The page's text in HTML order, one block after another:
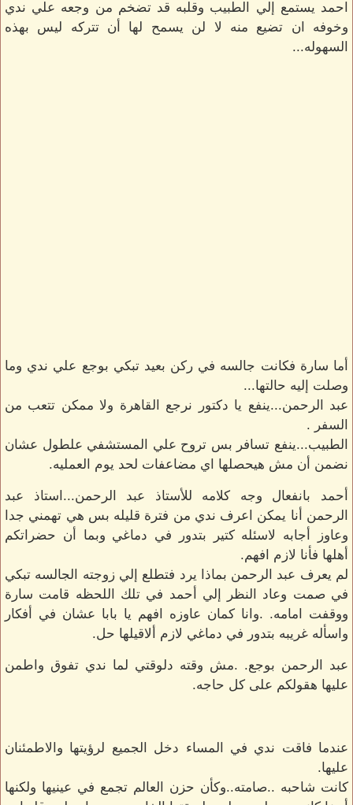
احمد يستمع إلي الطبيب وقلبه قد تضخم من وجعه علي ندي
وخوفه ان تضيع منه لا لن يسمح لها أن تتركه ليس بهذه
السهوله...
أما سارة فكانت جالسه في ركن بعيد تبكي بوجع علي ندي وما
وصلت إليه حالتها...
عبد الرحمن...ينفع يا دكتور نرجع القاهرة ولا ممكن تتعب من
السفر .
الطبيب...ينفع تسافر بس تروح علي المستشفي علطول عشان
نضمن أن مش هيحصلها اي مضاعفات لحد يوم العمليه.
أحمد بانفعال وجه كلامه للأستاذ عبد الرحمن...استاذ عبد
الرحمن أنا يمكن اعرف ندي من فترة قليله بس هي تهمني جدا
وعاوز أجابه لاسئله كتير بتدور في دماغي وبما أن حضراتكم
أهلها فأنا لازم افهم.
لم يعرف عبد الرحمن بماذا يرد فتطلع إلي زوجته الجالسه تبكي
في صمت وعاد النظر إلي أحمد في تلك اللحظه قامت سارة
ووقفت امامه. .وانا كمان عاوزه افهم يا بابا عشان في أفكار
واسأله غريبه بتدور في دماغي لازم ألاقيلها حل.
عبد الرحمن بوجع. .مش وقته دلوقتي لما ندي تفوق واطمن
عليها هقولكم على كل حاجه.
عندما فاقت ندي في المساء دخل الجميع لرؤيتها والاطمئنان
عليها.
كانت شاحبه ..صامته..وكأن حزن العالم تجمع في عينيها ولكنها